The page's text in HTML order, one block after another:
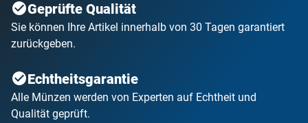
Geprüfte Qualität
Sie können Ihre Artikel innerhalb von 30 Tagen garantiert
zurückgeben.
Echtheitsgarantie
Alle Münzen werden von Experten auf Echtheit und
Qualität geprüft.